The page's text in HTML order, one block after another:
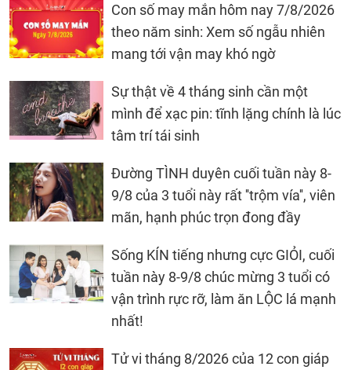
Con số may mắn hôm nay 7/8/2026
theo năm sinh: Xem số ngẫu nhiên
mang tới vận may khó ngờ
Sự thật về 4 tháng sinh cần một
mình để xạc pin: tĩnh lặng chính là lúc
tâm trí tái sinh
Đường TÌNH duyên cuối tuần này 8-
9/8 của 3 tuổi này rất ''trộm vía'', viên
mãn, hạnh phúc trọn đong đầy
Sống KÍN tiếng nhưng cực GIỎI, cuối
tuần này 8-9/8 chúc mừng 3 tuổi có
vận trình rực rỡ, làm ăn LỘC lá mạnh
nhất!
Tử vi tháng 8/2026 của 12 con giáp